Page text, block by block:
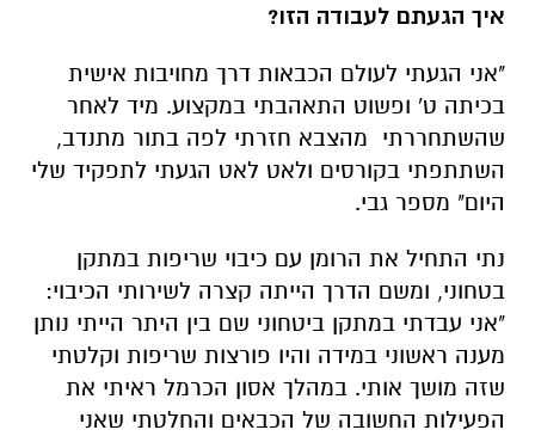
איך הגעתם לעבודה הזו?
"אני הגעתי לעולם הכבאות דרך מחויבות אישית
בכיתה ט' ופשוט התאהבתי במקצוע. מיד לאחר
שהשתחררתי מהצבא חזרתי לפה בתור מתנדב,
השתתפתי בקורסים ולאט לאט הגעתי לתפקיד שלי
היום" מספר גבי.
נתי התחיל את הרומן עם כיבוי שריפות במתקן
בטחוני, ומשם הדרך הייתה קצרה לשירותי הכיבוי:
"אני עבדתי במתקן ביטחוני שם בין היתר הייתי נותן
מענה ראשוני במידה והיו פורצות שריפות וקלטתי
שזה מושך אותי. במהלך אסון הכרמל ראיתי את
הפעילות החשובה של הכבאים והחלטתי שאני